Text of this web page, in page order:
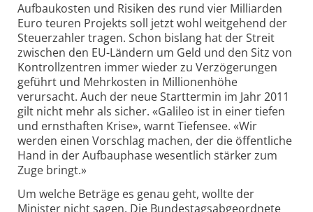
Aufbaukosten und Risiken des rund vier Milliarden
Euro teuren Projekts soll jetzt wohl weitgehend der
Steuerzahler tragen. Schon bislang hat der Streit
zwischen den EU-Ländern um Geld und den Sitz von
Kontrollzentren immer wieder zu Verzögerungen
geführt und Mehrkosten in Millionenhöhe
verursacht. Auch der neue Starttermin im Jahr 2011
gilt nicht mehr als sicher. «Galileo ist in einer tiefen
und ernsthaften Krise», warnt Tiefensee. «Wir
werden einen Vorschlag machen, der die öffentliche
Hand in der Aufbauphase wesentlich stärker zum
Zuge bringt.»
Um welche Beträge es genau geht, wollte der
Minister nicht sagen. Die Bundestagsabgeordnete